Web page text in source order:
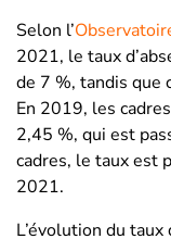
Selon l’
2021, le taux
de 7 %, tandis que
En 2019, les
2,45 %, qui est
cadres, le taux est
2021.
L’évolution du taux